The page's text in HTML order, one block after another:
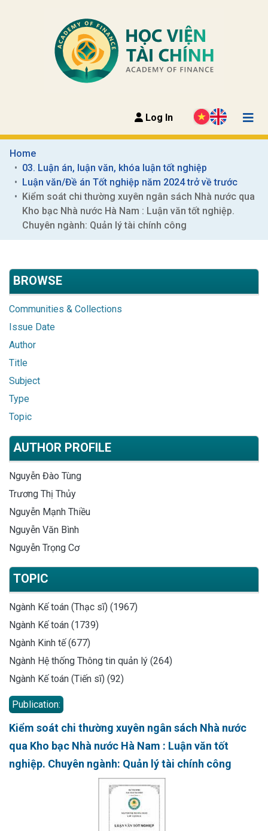
Log In
Home
03. Luận án, luận văn, khóa luận tốt nghiệp
Luận văn/Đề án Tốt nghiệp năm 2024 trở về trước
Kiểm soát chi thường xuyên ngân sách Nhà nước qua
Kho bạc Nhà nước Hà Nam : Luận văn tốt nghiệp.
Chuyên ngành: Quản lý tài chính công
BROWSE
Communities & Collections
Issue Date
Author
Title
Subject
Type
Topic
AUTHOR PROFILE
Nguyễn Đào Tùng
Trương Thị Thủy
Nguyễn Mạnh Thiều
Nguyễn Văn Bình
Nguyễn Trọng Cơ
TOPIC
Ngành Kế toán (Thạc sĩ) (1967)
Ngành Kế toán (1739)
Ngành Kinh tế (677)
Ngành Hệ thống Thông tin quản lý (264)
Ngành Kế toán (Tiến sĩ) (92)
Publication:
Kiểm soát chi thường xuyên ngân sách Nhà nước
qua Kho bạc Nhà nước Hà Nam : Luận văn tốt
nghiệp. Chuyên ngành: Quản lý tài chính công